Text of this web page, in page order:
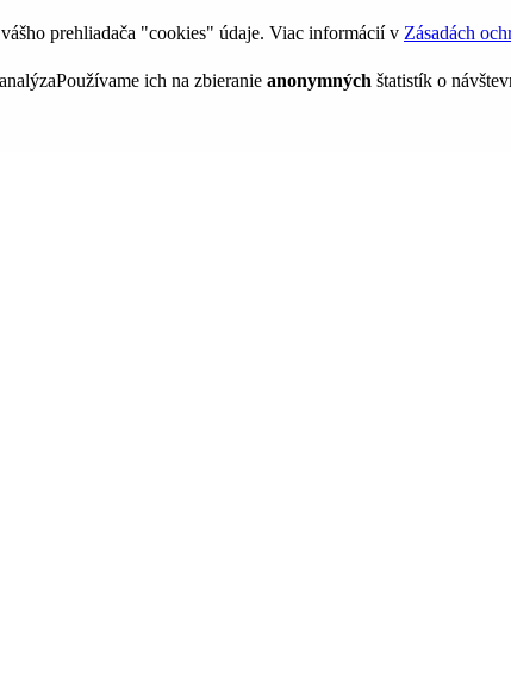
prehliadača "cookies" údaje. Viac informácií v Zásadách
Používame ich na zbieranie anonymných štatistík o